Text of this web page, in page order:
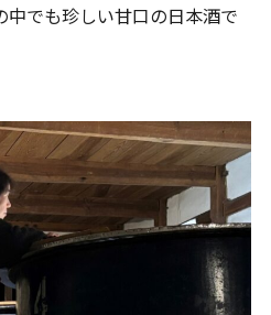
でも珍しい甘口の日本酒で